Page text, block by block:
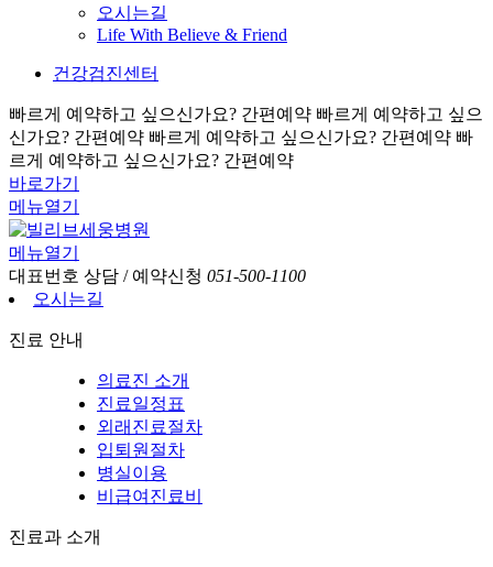
오시는길
Life With Believe & Friend
건강검진센터
빠르게 예약하고 싶으신가요? 간편예약 빠르게 예약하고 싶으
신가요? 간편예약 빠르게 예약하고 싶으신가요? 간편예약 빠
르게 예약하고 싶으신가요? 간편예약
바로가기
메뉴열기
메뉴열기
대표번호 상담 / 예약신청 051-500-1100
오시는길
진료 안내
의료진 소개
진료일정표
외래진료절차
입퇴원절차
병실이용
비급여진료비
진료과 소개